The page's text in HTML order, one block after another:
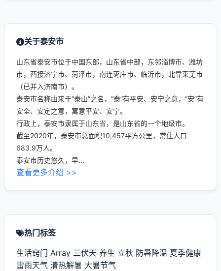
关于泰安市
山东省泰安市位于中国东部，山东省中部，东邻淄博市、潍坊
市，西接济宁市、菏泽市，南连枣庄市、临沂市，北靠莱芜市
（已并入济南市）。
泰安市名称由来于“泰山”之名，“泰”有平安、安宁之意，“安”有
安全、安定之意，寓意平安、安宁。
行政上，泰安市隶属于山东省，是山东省的一个地级市。
截至2020年，泰安市总面积10,457平方公里，常住人口
683.9万人。
泰安市历史悠久，早...
查看更多介绍 >>
热门标签
生活窍门 Array 三伏天 养生 立秋 防暑降温 夏季健康
雷雨天气 清热解暑 大暑节气